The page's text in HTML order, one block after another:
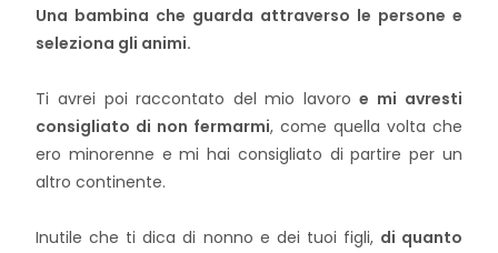
Una bambina che guarda attraverso le persone e
seleziona gli animi.
Ti avrei poi raccontato del mio lavoroe mi avresti
consigliato di non fermarmi, come quella volta che
ero minorenne e mi hai consigliato di partire per un
altro continente.
Inutile che ti dicadi nonno e dei tuoi figli, di quanto